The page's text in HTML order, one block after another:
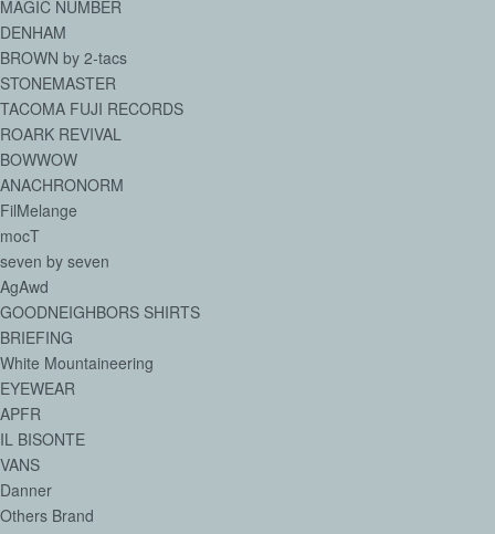
MAGIC NUMBER
DENHAM
BROWN by 2-tacs
STONEMASTER
TACOMA FUJI RECORDS
ROARK REVIVAL
BOWWOW
ANACHRONORM
FilMelange
mocT
seven by seven
AgAwd
GOODNEIGHBORS SHIRTS
BRIEFING
White Mountaineering
EYEWEAR
APFR
IL BISONTE
VANS
Danner
Others Brand